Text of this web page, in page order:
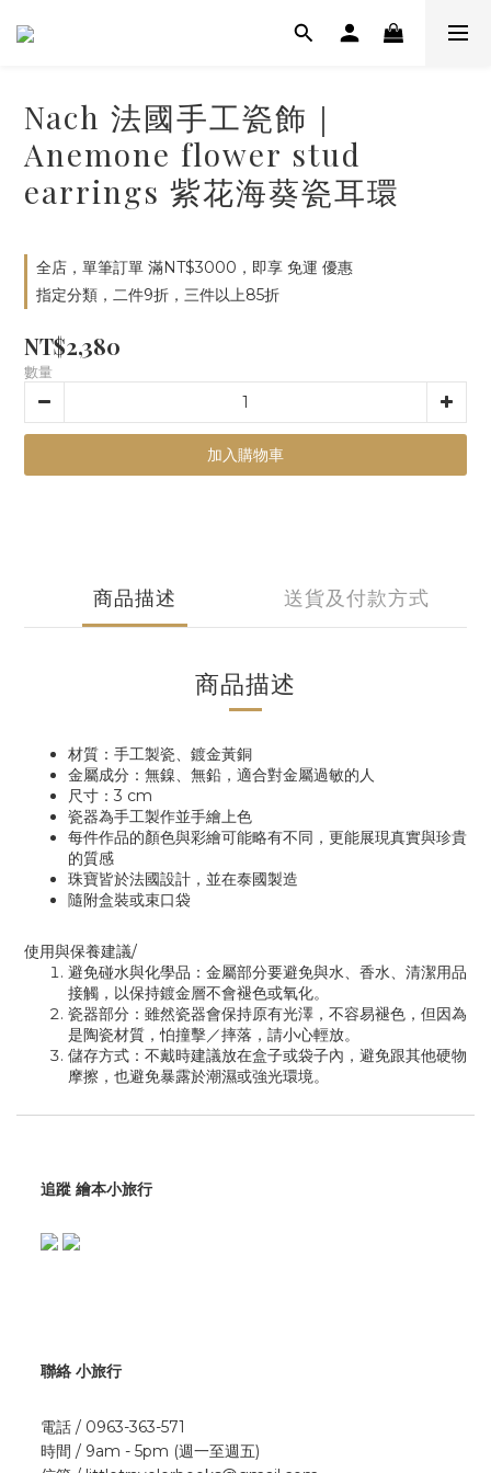
Nach 法國手工瓷飾｜
Anemone flower stud
earrings 紫花海葵瓷耳環
全店，單筆訂單 滿NT$3000，即享 免運 優惠
指定分類，二件9折，三件以上85折
NT$2,380
數量
加入購物車
商品描述 送貨及付款方式
商品描述
材質：手工製瓷、鍍金黃銅
金屬成分：無鎳、無鉛，適合對金屬過敏的人
尺寸：3 cm
瓷器為手工製作並手繪上色
每件作品的顏色與彩繪可能略有不同，更能展現真實與珍貴
的質感
珠寶皆於法國設計，並在泰國製造
隨附盒裝或束口袋
使用與保養建議/
避免碰水與化學品：金屬部分要避免與水、香水、清潔用品
接觸，以保持鍍金層不會褪色或氧化。
瓷器部分：雖然瓷器會保持原有光澤，不容易褪色，但因為
是陶瓷材質，怕撞擊／摔落，請小心輕放。
儲存方式：不戴時建議放在盒子或袋子內，避免跟其他硬物
摩擦，也避免暴露於潮濕或強光環境。
追蹤 繪本小旅行
聯絡 小旅行
電話 / 0963-363-571
時間 / 9am - 5pm (週一至週五)